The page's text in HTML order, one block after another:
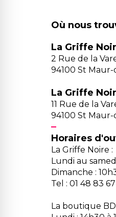
Où nous
La Griffe
2 Rue de la
94100 St Maur-
La Griffe
11 Rue de la
94100 St Maur-
Horaires
La Griffe Noire :
Lundi au
Dimanche :
Tel : 01 48 83
La boutique BD